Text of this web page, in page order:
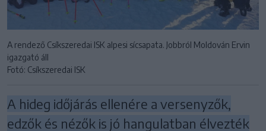
A rendező Csíkszeredai ISK alpesi sícsapata. Jobbról Moldován Ervin
igazgató áll
Fotó: Csíkszeredai ISK
A hideg időjárás ellenére a versenyzők,
edzők és nézők is jó hangulatban élvezték